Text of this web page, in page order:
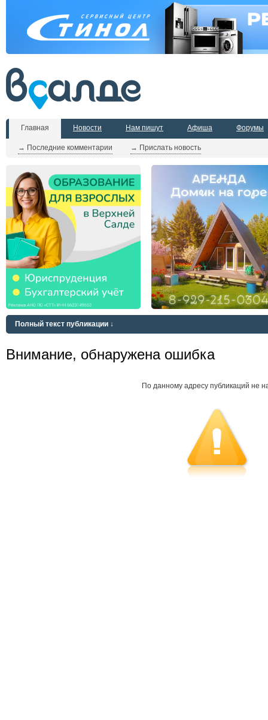
Главная
→ Последние комментарии → Прислать новость
Новости Нам пишут Афиша Форумы
Полный текст публикации ↓
Внимание, обнаружена ошибка
По данному адресу публикаций не